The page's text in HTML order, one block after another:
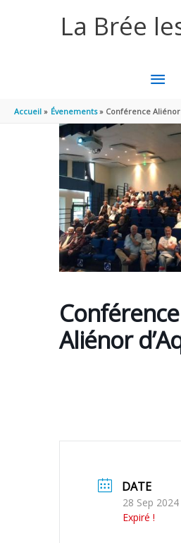
La Brée
MENU
Accueil Évenements Conférence Aliénor
Conférence
Aliénor
DATE
28 Sep 2024
Expiré !